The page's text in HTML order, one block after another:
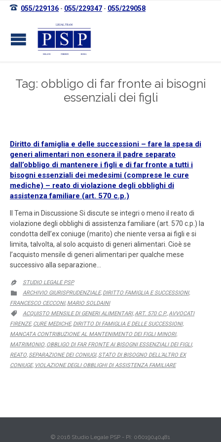
 055/229136 - 055/229347 - 055/229058
Tag: obbligo di far fronte ai bisogni
essenziali dei figli
Diritto di famiglia e delle successioni – fare la spesa di
generi alimentari non esonera il padre separato
dall’obbligo di mantenere i figli e di far fronte a tutti i
bisogni essenziali dei medesimi (comprese le cure
mediche) – reato di violazione degli obblighi di
assistenza familiare (art. 570 c.p.)
Il Tema in Discussione Si discute se integri o meno il reato di
violazione degli obblighi di assistenza familiare (art. 570 c.p.) la
condotta dell’ex coniuge (marito) che niente versa ai figli e si
limita, talvolta, al solo acquisto di generi alimentari. Cioè se
l’acquisto mensile di generi alimentari per qualche mese
successivo alla separazione…

STUDIO LEGALE PSP

CATEGORY
ARCHIVIO GIURISPRUDENZIALE, DIRITTO FAMIGLIA E SUCCESSIONI,
FRANCESCO CECCONI, MARIO SOLDAINI

CATEGORY
ACQUISTO MENSILE DI GENERI ALIMENTARI, ART. 570 C.P. AVVOCATI
FIRENZE, CURE MEDICHE, DIRITTO DI FAMIGLIA E DELLE SUCCESSIONI,
MANCATA CONTRIBUZIONE AL MANTENIMENTO DEI FIGLI MINORI,
MATRIMONIO OBBLIGO DI FAR FRONTE AI BISOGNI ESSENZIALI DEI FIGLI,
REATO SEPARAZIONE DEI CONIUGI, STATO DI BISOGNO DELL’ALTRO EX
CONIUGE, VIOLAZIONE DEGLI OBBLIGHI DI ASSISTENZA FAMILIARE
© 2016 Studio Legale PSP - PI: 06019040481